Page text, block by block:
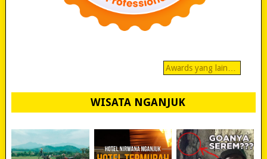
Awards yang lain…
WISATA NGANJUK